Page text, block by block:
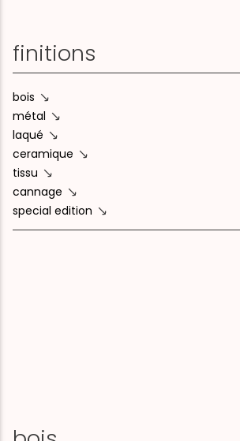
finitions
bois
métal
laqué
ceramique
tissu
cannage
special edition